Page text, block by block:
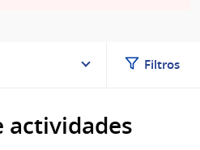
Filtros
actividades